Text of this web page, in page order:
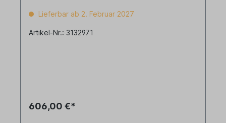
Lieferbar ab 2. Februar 2027
Artikel-Nr.: 3132971
606,00 €*